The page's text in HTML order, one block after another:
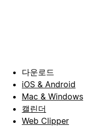
다운로드
iOS & Android
Mac & Windows
캘린더
Web Clipper